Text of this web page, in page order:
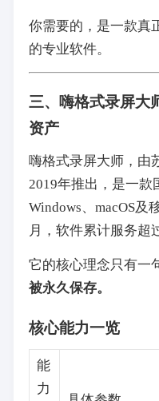
你需要的，是一款真
的专业软件。
三、嗨格式录屏大
资产
嗨格式录屏大师，由
2019年推出，是一
Windows、macOS及
月，软件累计服务超
它的核心理念只有一
被永久保存。
核心能力一览
能
力